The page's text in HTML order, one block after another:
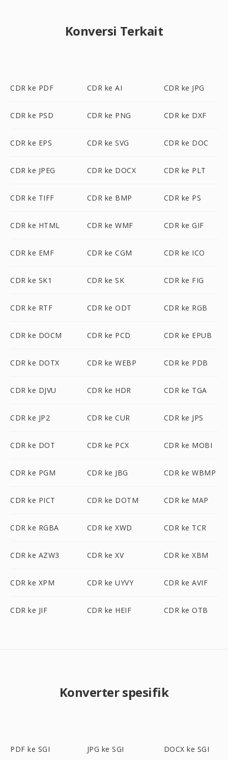
Konversi Terkait
CDR ke PDF CDR ke AI CDR ke JPG
CDR ke PSD CDR ke PNG CDR ke DXF
CDR ke EPS CDR ke SVG CDR ke DOC
CDR ke JPEG CDR ke DOCX CDR ke PLT
CDR ke TIFF CDR ke BMP CDR ke PS
CDR ke HTML CDR ke WMF CDR ke GIF
CDR ke EMF CDR ke CGM CDR ke ICO
CDR ke SK1 CDR ke SK CDR ke FIG
CDR ke RTF CDR ke ODT CDR ke RGB
CDR ke DOCM CDR ke PCD CDR ke EPUB
CDR ke DOTX CDR ke WEBP CDR ke PDB
CDR ke DJVU CDR ke HDR CDR ke TGA
CDR ke JP2 CDR ke CUR CDR ke JPS
CDR ke DOT CDR ke PCX CDR ke MOBI
CDR ke PGM CDR ke JBG CDR ke WBMP
CDR ke PICT CDR ke DOTM CDR ke MAP
CDR ke RGBA CDR ke XWD CDR ke TCR
CDR ke AZW3 CDR ke XV CDR ke XBM
CDR ke XPM CDR ke UYVY CDR ke AVIF
CDR ke JIF CDR ke HEIF CDR ke OTB
Konverter spesifik
PDF ke SGI JPG ke SGI DOCX ke SGI